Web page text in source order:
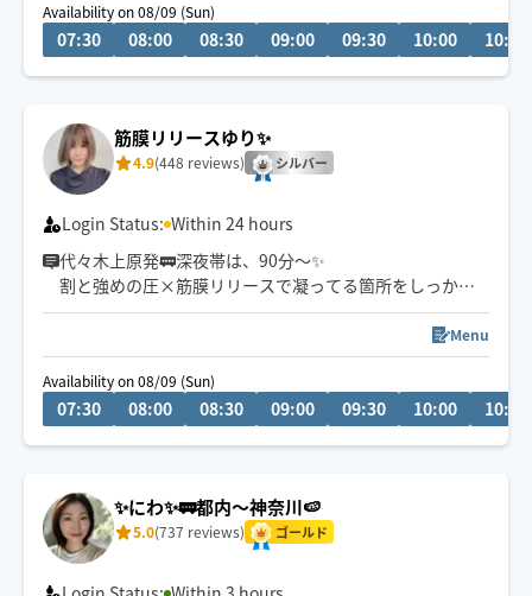
肩・首・腰のお疲れや全身の疲労感、デスクワークによ
る眼精疲労、運動前後のコンディショニングなど、お身
Availability on 08/09 (Sun)
07:30 08:00 08:30 09:00 09:30 10:00 10:30
筋膜リリースゆり✨
4.9(448 reviews) シルバー
Login Status: Within 24 hours
代々木上原発🚃深夜帯は、90分〜✨
割と強めの圧×筋膜リリースで凝ってる箇所をしっかり
ほぐすのが得意💓
リラク×整体ご希望のお客様にリピ頂いています☺️✨
もみほぐし→筋膜リリース含
レビューにご協力頂けたら嬉しいです☺️
猫ちゃん長毛の子はアレルギー🤧にてお断り🙇‍♀️おタバコ
を吸われる方も🙇‍♀️🙇
Menu
Availability on 08/09 (Sun)
07:30 08:00 08:30 09:00 09:30 10:00 10:30
✨にわ✨🚃都内〜神奈川🍉
5.0(737 reviews) ゴールド